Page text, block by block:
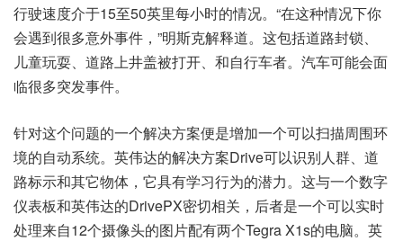
行驶速度介于15至50英里每小时的情况。“在这种情况下你
会遇到很多意外事件，”明斯克解释道。这包括道路封锁、
儿童玩耍、道路上井盖被打开、和自行车者。汽车可能会面
临很多突发事件。
针对这个问题的一个解决方案便是增加一个可以扫描周围环
境的自动系统。英伟达的解决方案Drive可以识别人群、道
路标示和其它物体，它具有学习行为的潜力。这与一个数字
仪表板和英伟达的DrivePX密切相关，后者是一个可以实时
处理来自12个摄像头的图片配有两个Tegra X1s的电脑。英